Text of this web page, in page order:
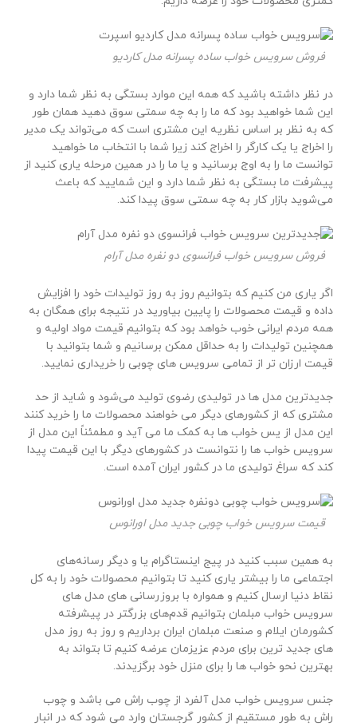
فروش سرویس خواب ساده پسرانه مدل کاردیو
در نظر داشته باشید که همه این موارد بستگی به نظر شما دارد و
این شما خواهید بود که ما را به چه سمتی سوق دهید همان طور
که به نظر بر اساس نظریه این مشتری است که می‌تواند یک مدیر
را اخراج یا یک کارگر را اخراج کند زیرا شما با انتخاب ما خواهید
توانست ما را به اوج برسانید و یا ما را در همین مرحله یاری کنید از
پیشرفت ما بستگی به نظر شما دارد و این شمایید که باعث
می‌شوید بازار کار به چه سمتی سوق پیدا کند.
فروش سرویس خواب فرانسوی دو نفره مدل آرام
اگر یاری من کنیم که بتوانیم روز به روز تولیدات خود را افزایش
داده و قیمت محصولات را پایین بیاورید در نتیجه برای همگان به
همه مردم ایرانی خوب خواهد بود که بتوانیم قیمت مواد اولیه و
همچنین تولیدات را به حداقل ممکن برسانیم و شما بتوانید با
قیمت ارزان تر از تمامی سرویس های چوبی را خریداری نمایید.
جدیدترین مدل ها در تولیدی رضوی تولید می‌شود و شاید از حد
مشتری که از کشورهای دیگر می خواهند محصولات ما را خرید کنند
این مدل از یس خواب ها به کمک ما می آید و مطمئناً این مدل از
سرویس خواب ها را نتوانست در کشورهای دیگر با این قیمت پیدا
کند که سراغ تولیدی ما در کشور ایران آمده است.
قیمت سرویس خواب چوبی جدید مدل اورانوس
به همین سبب کنید در پیج اینستاگرام یا و دیگر رسانه‌های
اجتماعی ما را بیشتر یاری کنید تا بتوانیم محصولات خود را به کل
نقاط دنیا ارسال کنیم و همواره با بروزرسانی های مدل های
سرویس خواب مبلمان بتوانیم قدم‌های بزرگتر در پیشرفته
کشورمان ایلام و صنعت مبلمان ایران برداریم و روز به روز مدل
های جدید ترین برای مردم عزیزمان عرضه کنیم تا بتواند به
بهترین نحو خواب ها را برای منزل خود برگزیدند.
جنس سرویس خواب مدل آلفرد از چوب راش می باشد و چوب
راش به طور مستقیم از کشور گرجستان وارد می شود که در انبار